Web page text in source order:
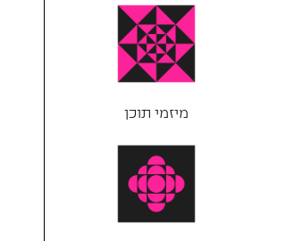
מיזמי תוכן